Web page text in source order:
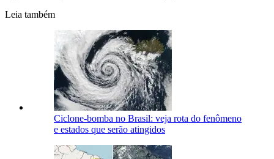
Leia também
Ciclone-bomba no Brasil: veja rota do fenômeno
e estados que serão atingidos